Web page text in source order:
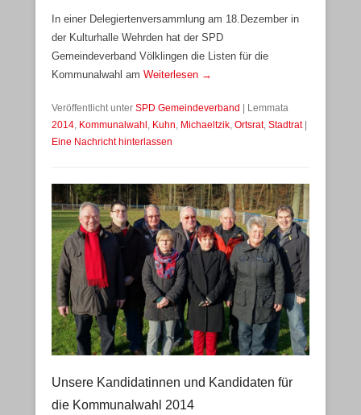
In einer Delegiertenversammlung am 18.Dezember in
der Kulturhalle Wehrden hat der SPD
Gemeindeverband Völklingen die Listen für die
Kommunalwahl am Weiterlesen →
Veröffentlicht unter SPD Gemeindeverband
Lemmata
2014, Kommunalwahl , Kuhn, Michaeltzik, Ortsrat, Stadtrat
Eine Nachricht hinterlassen
Unsere Kandidatinnen und Kandidaten für
die Kommunalwahl 2014